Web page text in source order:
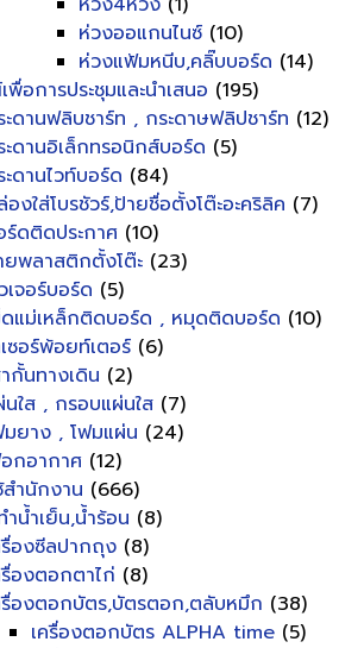
ห่วงออแกนไนซ์ (10)
ห่วงแฟ้มหนีบ,คลิ๊บบอร์ด (14)
อการประชุมและนำเสนอ (195)
ะดานฟลิบชาร์ท , กระดาษฟลิปชาร์ท (12)
ะดานอิเล็กทรอนิกส์บอร์ด (5)
ะดานไวท์บอร์ด (84)
องใส่โบรชัวร์,ป้ายชื่อตั้งโต๊ะอะคริลิค (7)
ร์ดติดประกาศ (10)
ยพลาสติกตั้งโต๊ะ (23)
จอร์บอร์ด (5)
ดแม่เหล็กติดบอร์ด , หมุดติดบอร์ด (10)
เซอร์พ้อยท์เตอร์ (6)
ากั้นทางเดิน (2)
นใส , กรอบแผ่นใส (7)
มยาง , โฟมแผ่น (24)
กอากาศ (12)
สำนักงาน (666)
ำน้ำเย็น,น้ำร้อน (8)
รื่องซีลปากถุง (8)
รื่องตอกตาไก่ (8)
รื่องตอกบัตร,บัตรตอก,ตลับหมึก (38)
เครื่องตอกบัตร ALPHA time (5)